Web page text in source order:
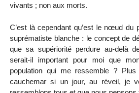
vivants ; non aux morts.
C’est là cependant qu’est le nœud du
suprématiste blanche : le concept de
que sa supériorité perdure au-delà
serait-il important pour moi que
population qui me ressemble ?
cauchemar si un jour, au réveil, je